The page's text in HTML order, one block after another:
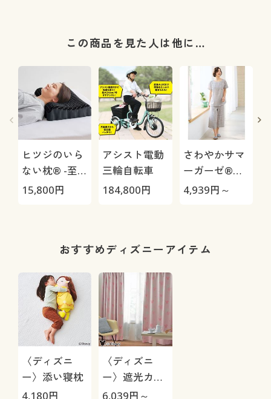
この商品を見た人は他に…
ヒツジのいら
ない枕® -至
極-
15,800円
アシスト電動
三輪自転車
184,800円
さわやかサマ
ーガーゼ®か
ぶりパジャマ/
4,939円～
おすすめディズニーアイテム
〈ディズニ
ー〉添い寝枕
4,180円
〈ディズニ
ー〉遮光カー
テン(ミッキー
6,039円～